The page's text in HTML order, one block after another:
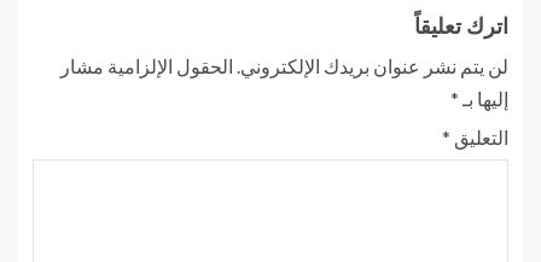
اترك تعليقاً
لن يتم نشر عنوان بريدك الإلكتروني. الحقول الإلزامية مشار
إليها بـ *
التعليق *